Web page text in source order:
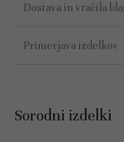
Dostava in vračila
Primerjava izdelkov
Sorodni izdelki